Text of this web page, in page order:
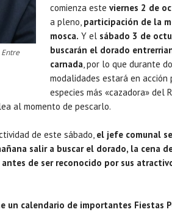
Entre
comienza este viernes 2 de
a pleno, participación de la
mosca. Y el sábado 3 de
buscarán el dorado
carnada, por lo que durante
modalidades estará en
especies más «cazadora» del
al momento de pescarlo.
de este sábado, el jefe comunal
salir a buscar el dorado, la cena
antes de ser reconocido por sus
un calendario de importantes Fiestas